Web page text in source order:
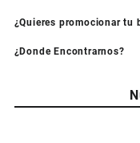
¿Quieres promocionar tu
¿Donde Encontrarnos?